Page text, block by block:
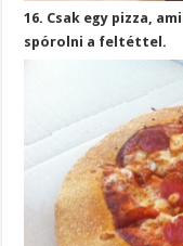
16. Csak egy pizza,
spórolni a feltéttel.